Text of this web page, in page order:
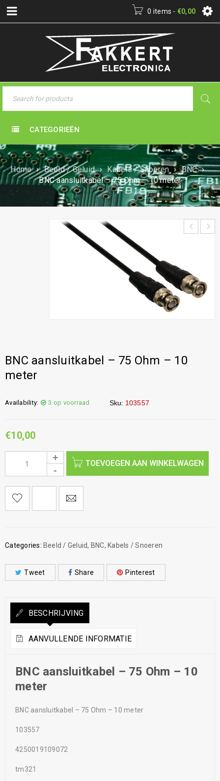
0 items - €0,00
CATEGORIEËN
Home › Beeld / Geluid › Kabels / Snoeren › BNC ›
BNC aansluitkabel – 75 Ohm – 10 meter
BNC aansluitkabel – 75 Ohm – 10
meter
Availability: 3 op voorraad Sku: 103557
€10,00
TOEVOEGEN AAN WINKELWAGEN
Categories: Beeld / Geluid, BNC, Kabels / Snoeren
Tweet Share Pinterest
BESCHRIJVING
AANVULLENDE INFORMATIE
BNC aansluitkabel – 75 Ohm – 10
meter
BNC aansluitkabel – 75 Ohm – 10 meter
103557
4250019109072
tm321